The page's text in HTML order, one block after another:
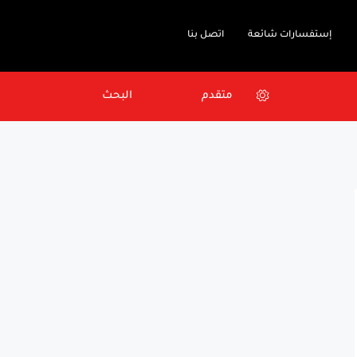
إستفسارات شائعة اتصل بنا
متقدم البحث